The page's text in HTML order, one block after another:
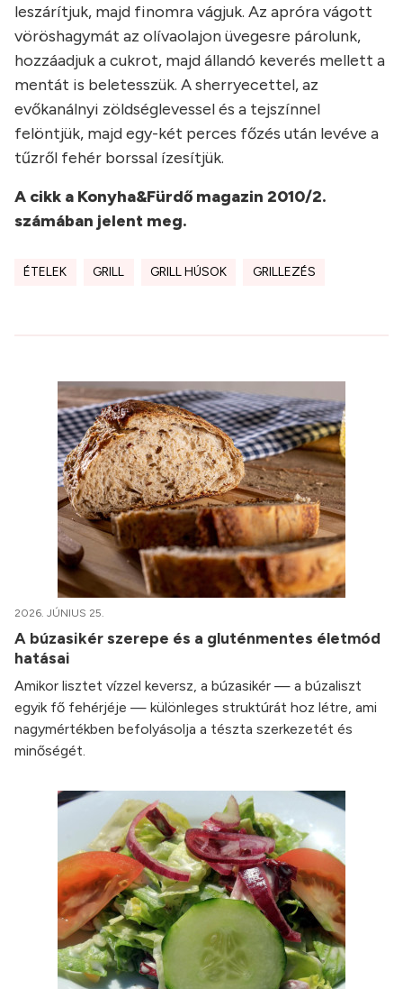
leszárítjuk, majd finomra vágjuk. Az apróra vágott
vöröshagymát az olívaolajon üvegesre párolunk,
hozzáadjuk a cukrot, majd állandó keverés mellett a
mentát is beletesszük. A sherryecettel, az
evőkanálnyi zöldséglevessel és a tejszínnel
felöntjük, majd egy-két perces főzés után levéve a
tűzről fehér borssal ízesítjük.
A cikk a Konyha&Fürdő magazin 2010/2.
számában jelent meg.
ÉTELEK GRILL GRILL HÚSOK GRILLEZÉS
2026. JÚNIUS 25.
A búzasikér szerepe és a gluténmentes életmód
hatásai
Amikor lisztet vízzel keversz, a búzasikér — a búzaliszt
egyik fő fehérjéje — különleges struktúrát hoz létre, ami
nagymértékben befolyásolja a tészta szerkezetét és
minőségét.